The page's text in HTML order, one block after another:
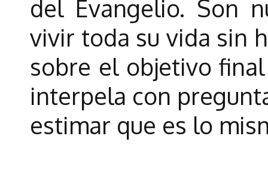
del Evangelio. Son
vivir toda su vida sin
sobre el objetivo
interpela con
estimar que es lo